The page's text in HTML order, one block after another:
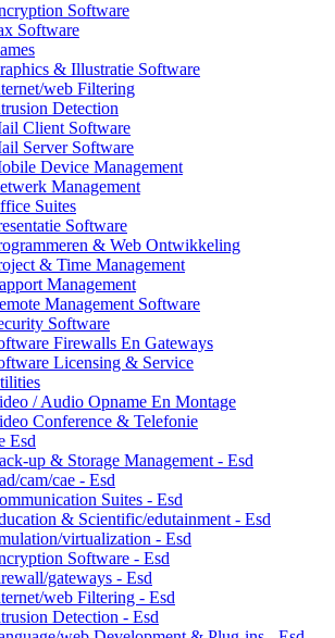
Software
Software
& Illustratie Software
web Filtering
Detection
Client Software
Server Software
Device Management
Management
Suites
Software
& Web Ontwikkeling
& Time Management
Management
Management Software
Software
Firewalls En Gateways
Licensing & Service
/ Audio Opname En Montage
Conference & Telefonie
Esd
up & Storage Management - Esd
cam/cae - Esd
Suites - Esd
& Scientific/edutainment - Esd
virtualization - Esd
Software - Esd
gateways - Esd
web Filtering - Esd
Detection - Esd